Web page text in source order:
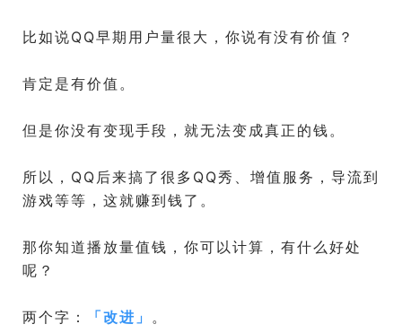
比如说QQ早期用户量很大，你说有没有价值？
肯定是有价值。
但是你没有变现手段，就无法变成真正的钱。
所以，QQ后来搞了很多QQ秀、增值服务，导流到
游戏等等，这就赚到钱了。
那你知道播放量值钱，你可以计算，有什么好处
呢？
两个字： 「改进 」 。